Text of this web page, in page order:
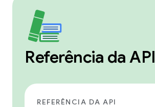
Referência da API
REFERÊNCIA DA API